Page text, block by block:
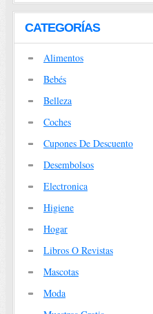
CATEGORÍAS
Alimentos
Bebés
Belleza
Coches
Cupones De Descuento
Desembolsos
Electronica
Higiene
Hogar
Libros O Revistas
Mascotas
Moda